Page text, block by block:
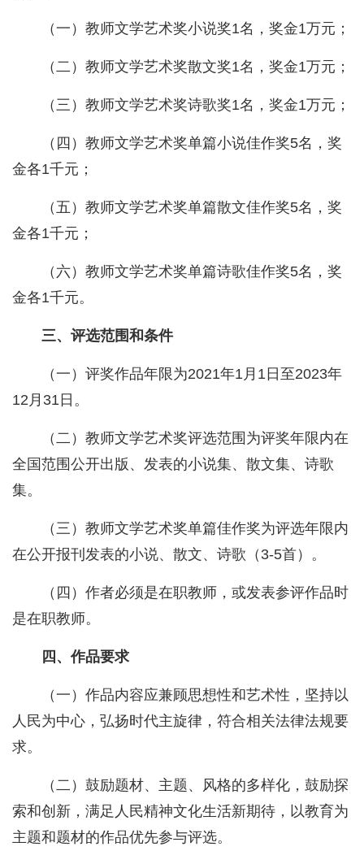
（一）教师文学艺术奖小说奖1名，奖金1万元；
（二）教师文学艺术奖散文奖1名，奖金1万元；
（三）教师文学艺术奖诗歌奖1名，奖金1万元；
（四）教师文学艺术奖单篇小说佳作奖5名，奖
金各1千元；
（五）教师文学艺术奖单篇散文佳作奖5名，奖
金各1千元；
（六）教师文学艺术奖单篇诗歌佳作奖5名，奖
金各1千元。
三、评选范围和条件
（一）评奖作品年限为2021年1月1日至2023年
12月31日。
（二）教师文学艺术奖评选范围为评奖年限内在
全国范围公开出版、发表的小说集、散文集、诗歌
集。
（三）教师文学艺术奖单篇佳作奖为评选年限内
在公开报刊发表的小说、散文、诗歌（3-5首）。
（四）作者必须是在职教师，或发表参评作品时
是在职教师。
四、作品要求
（一）作品内容应兼顾思想性和艺术性，坚持以
人民为中心，弘扬时代主旋律，符合相关法律法规要
求。
（二）鼓励题材、主题、风格的多样化，鼓励探
索和创新，满足人民精神文化生活新期待，以教育为
主题和题材的作品优先参与评选。